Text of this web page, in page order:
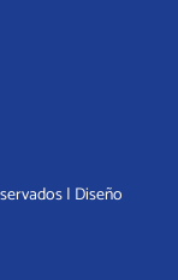
| Diseño